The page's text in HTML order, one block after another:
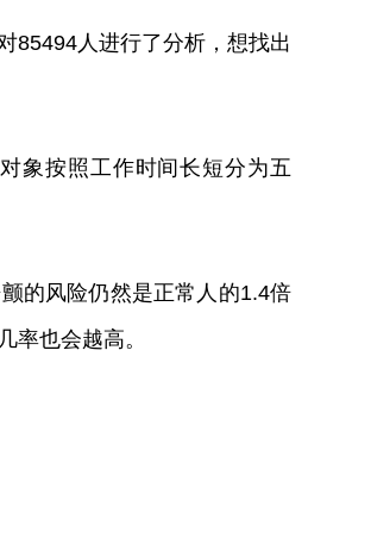
人进行了分析，想找出
按照工作时间长短分为五
的风险仍然是正常人的1.4倍
也会越高。